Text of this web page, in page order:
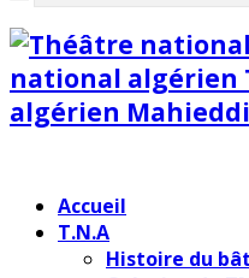
national algérien
algérien
Accueil
T.N.A
Histoire du